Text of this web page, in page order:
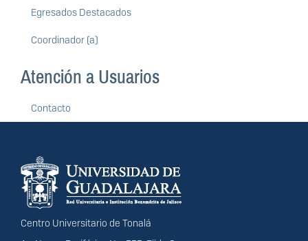
Egresados Destacados
Coordinador (a)
Atención a Usuarios
Contacto
Información del
portal
Centro Universitario de Tonalá